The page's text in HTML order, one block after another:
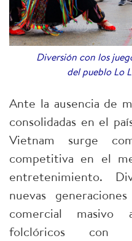
Diversión con los
del pueblo Lo
Ante la ausencia de
consolidadas en el
Vietnam surge
competitiva en el
entretenimiento.
nuevas
comercial masivo
folclóricos con